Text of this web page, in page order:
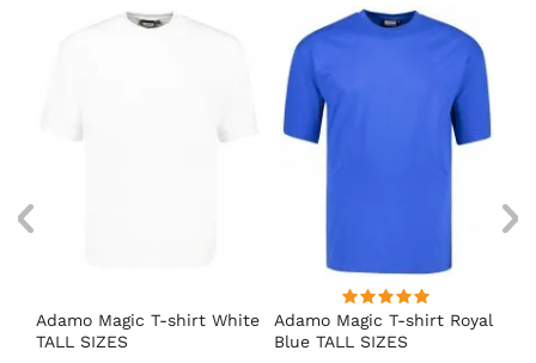
Adamo Magic T-shirt White
TALL SIZES
Adamo Magic T-shirt Royal
Blue TALL SIZES